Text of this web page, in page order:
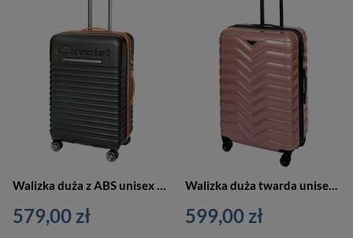
579,00 zł 599,00 zł